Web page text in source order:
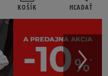
KOŠÍK HĽADAŤ